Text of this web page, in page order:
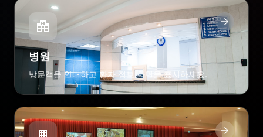
병원
방문객을 안내하고 환자 정보 화면을 표시하세요.